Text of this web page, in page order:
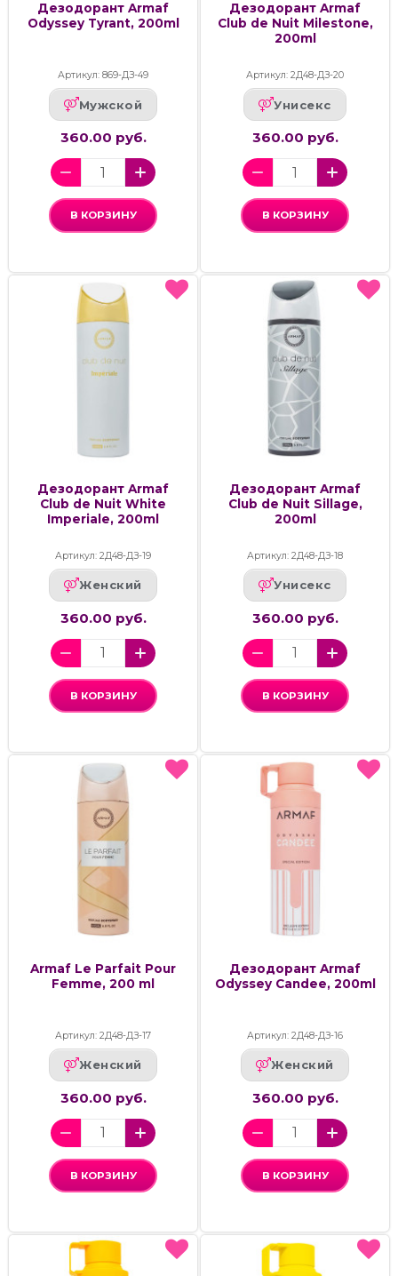
Дезодорант Armaf
Odyssey Tyrant, 200ml
Артикул: 869-ДЗ-49
Мужской
360.00 руб.
В КОРЗИНУ
Дезодорант Armaf
Club de Nuit Milestone,
200ml
Артикул: 2Д48-ДЗ-20
Унисекс
360.00 руб.
В КОРЗИНУ
Дезодорант Armaf
Club de Nuit White
Imperiale, 200ml
Артикул: 2Д48-ДЗ-19
Женский
360.00 руб.
В КОРЗИНУ
Дезодорант Armaf
Club de Nuit Sillage,
200ml
Артикул: 2Д48-ДЗ-18
Унисекс
360.00 руб.
В КОРЗИНУ
Armaf Le Parfait Pour
Femme, 200 ml
Артикул: 2Д48-ДЗ-17
Женский
360.00 руб.
В КОРЗИНУ
Дезодорант Armaf
Odyssey Candee, 200ml
Артикул: 2Д48-ДЗ-16
Женский
360.00 руб.
В КОРЗИНУ